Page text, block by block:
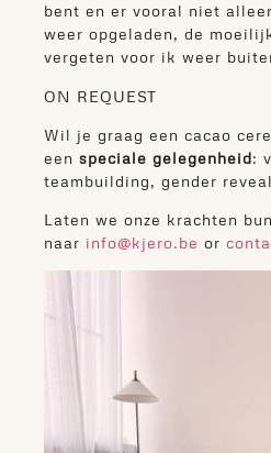
bent en er vooral niet
weer opgeladen, de
vergeten voor ik weer
ON REQUEST
Wil je graag een cacao
een speciale gelegenheid:
teambuilding, gender
Laten we onze krachten
naar info@kjero.be or